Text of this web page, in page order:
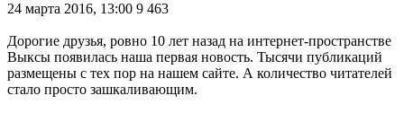
24 марта 2016, 13:00 9 463
Дорогие друзья, ровно 10 лет назад на интернет-пространстве
Выксы появилась наша первая новость. Тысячи публикаций
размещены с тех пор на нашем сайте. А количество читателей
стало просто зашкаливающим.